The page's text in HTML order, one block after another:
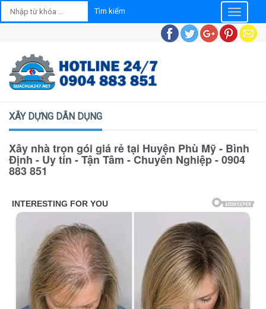
Toggle
XÂY DỰNG DÂN DỤNG
Xây nhà trọn gói giá rẻ tại Huyện Phù Mỹ - Bình
Định - Uy tín - Tận Tâm - Chuyên Nghiệp - 0904
883 851